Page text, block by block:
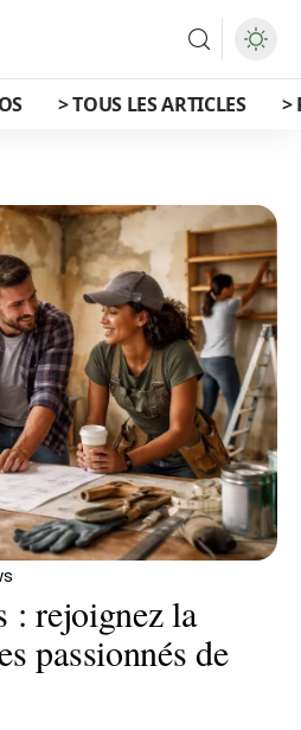
> TOUS LES ARTICLES >
: rejoignez la
passionnés de